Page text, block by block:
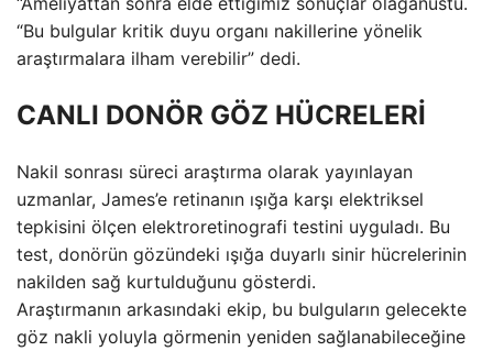
“Bu bulgular kritik duyu organı nakillerine yönelik
araştırmalara ilham verebilir” dedi.
CANLI DONÖR GÖZ HÜCRELERİ
Nakil sonrası süreci araştırma olarak yayınlayan
uzmanlar, James’e retinanın ışığa karşı elektriksel
tepkisini ölçen elektroretinografi testini uyguladı. Bu
test, donörün gözündeki ışığa duyarlı sinir hücrelerinin
nakilden sağ kurtulduğunu gösterdi.
Araştırmanın arkasındaki ekip, bu bulguların gelecekte
göz nakli yoluyla görmenin yeniden sağlanabileceğine